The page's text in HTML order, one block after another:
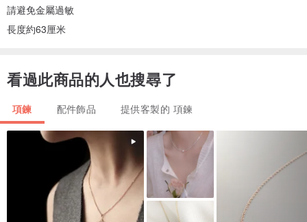
請避免金屬過敏
長度約63厘米
看過此商品的人也搜尋了
項鍊 配件飾品 提供客製的 項鍊